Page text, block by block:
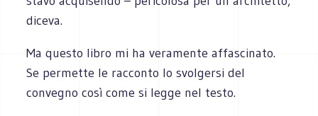
diceva.
Ma questo libro mi ha veramente affascinato.
Se permette le racconto lo svolgersi del
convegno così come si legge nel testo.